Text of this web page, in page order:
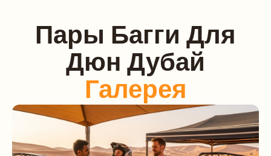
Пары Багги Для
Дюн Дубай
Галерея